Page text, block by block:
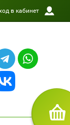
в кабинет